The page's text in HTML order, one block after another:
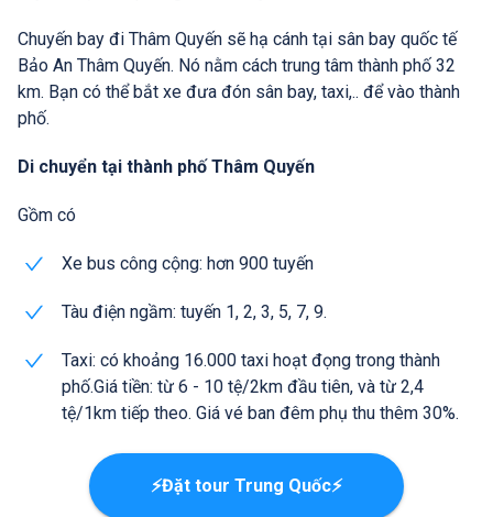
Chuyến bay đi Thâm Quyến sẽ hạ cánh tại sân bay quốc tế
Bảo An Thâm Quyến. Nó nằm cách trung tâm thành phố 32
km. Bạn có thể bắt xe đưa đón sân bay, taxi,.. để vào thành
phố.
Di chuyển tại thành phố Thâm Quyến
Gồm có
Xe bus công cộng: hơn 900 tuyến
Tàu điện ngầm: tuyến 1, 2, 3, 5, 7, 9.
Taxi: có khoảng 16.000 taxi hoạt đọng trong thành
phố.Giá tiền: từ 6 - 10 tệ/2km đầu tiên, và từ 2,4
tệ/1km tiếp theo. Giá vé ban đêm phụ thu thêm 30%.
⚡Đặt tour Trung Quốc⚡